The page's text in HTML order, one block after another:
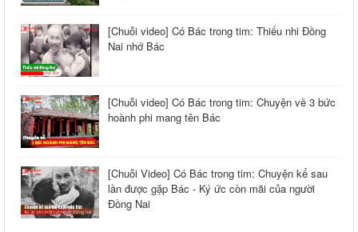
[Chuỗi video] Có Bác trong tim: Thiếu nhi Đồng
Nai nhớ Bác
[Chuỗi video] Có Bác trong tim: Chuyện về 3 bức
hoành phi mang tên Bác
[Chuỗi Video] Có Bác trong tim: Chuyện kể sau
lần được gặp Bác - Ký ức còn mãi của người
Đồng Nai